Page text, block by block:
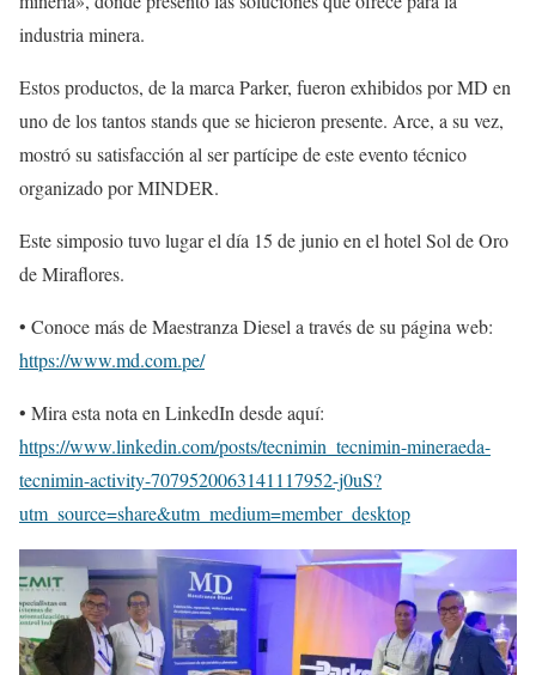
industria minera.
Estos productos, de la marca Parker, fueron exhibidos por MD en
uno de los tantos stands que se hicieron presente. Arce, a su vez,
mostró su satisfacción al ser partícipe de este evento técnico
organizado por MINDER.
Este simposio tuvo lugar el día 15 de junio en el hotel Sol de Oro
de Miraflores.
• Conoce más de Maestranza Diesel a través de su página web:
https://www.md.com.pe/
• Mira esta nota en LinkedIn desde aquí:
https://www.linkedin.com/posts/tecnimin_tecnimin-mineraeda-
tecnimin-activity-7079520063141117952-j0uS?
utm_source=share&utm_medium=member_desktop